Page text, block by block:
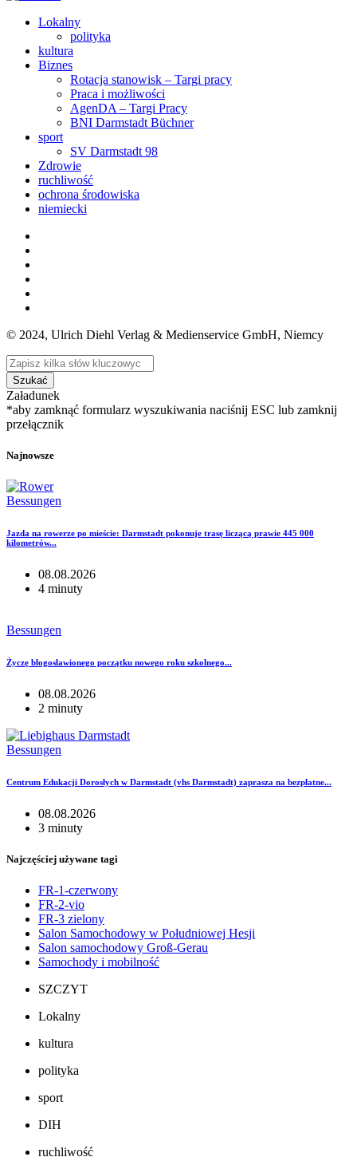
Lokalny
polityka
kultura
Biznes
Rotacja stanowisk – Targi pracy
Praca i możliwości
AgenDA – Targi Pracy
BNI Darmstadt Büchner
sport
SV Darmstadt 98
Zdrowie
ruchliwość
ochrona środowiska
niemiecki
© 2024, Ulrich Diehl Verlag & Medienservice GmbH, Niemcy
Szukać
Załadunek
*aby zamknąć formularz wyszukiwania naciśnij ESC lub zamknij
przełącznik
Najnowsze
Bessungen
Jazda na rowerze po mieście: Darmstadt pokonuje trasę liczącą prawie 445 000
kilometrów...
08.08.2026
4 minuty
Bessungen
Życzę błogosławionego początku nowego roku szkolnego...
08.08.2026
2 minuty
Bessungen
Centrum Edukacji Dorosłych w Darmstadt (vhs Darmstadt) zaprasza na bezpłatne...
08.08.2026
3 minuty
Najczęściej używane tagi
FR-1-czerwony
FR-2-vio
FR-3 zielony
Salon Samochodowy w Południowej Hesji
Salon samochodowy Groß-Gerau
Samochody i mobilność
SZCZYT
Lokalny
kultura
polityka
sport
DIH
ruchliwość